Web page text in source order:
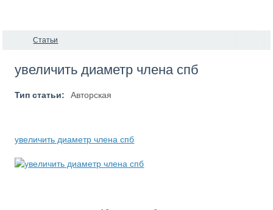
Статьи
увеличить диаметр члена спб
Тип статьи: Авторская
увеличить диаметр члена спб